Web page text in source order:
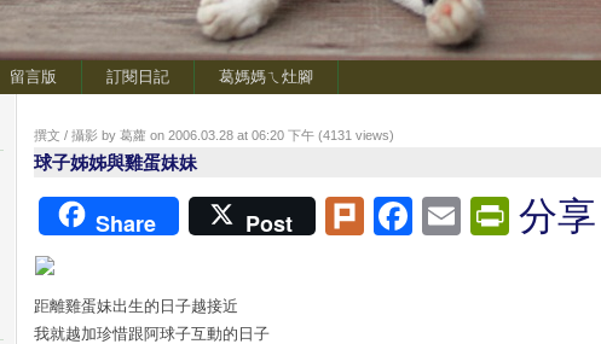
留言版 訂閱日記 葛媽媽ㄟ灶腳
撰文 / 攝影 by 葛蘿 on 2006.03.28 at 06:20 下午 (4131 views)
球子姊姊與雞蛋妹妹
Share Post PlurkFacebook
Email分享
距離雞蛋妹出生的日子越接近
我就越加珍惜跟阿球子互動的日子